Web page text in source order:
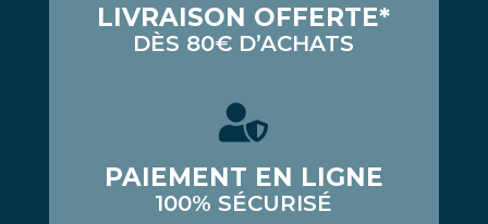
LIVRAISON OFFERTE*
DÈS 80€ D’ACHATS
PAIEMENT EN LIGNE
100% SÉCURISÉ